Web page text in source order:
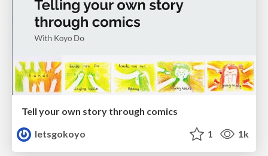
Tell your own story through comics
letsgokoyo
1 1k